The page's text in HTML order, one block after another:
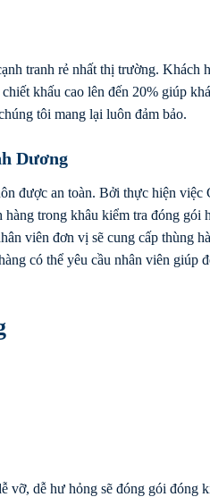
tranh rẻ nhất thị trường. Khách
khấu cao lên đến 20% giúp
tôi mang lại luôn đảm bảo.
Dương
được an toàn. Bởi thực hiện việc
trong khâu kiểm tra đóng gói
viên đơn vị sẽ cung cấp thùng
có thể yêu cầu nhân viên giúp
vỡ, dễ hư hỏng sẽ đóng gói đóng